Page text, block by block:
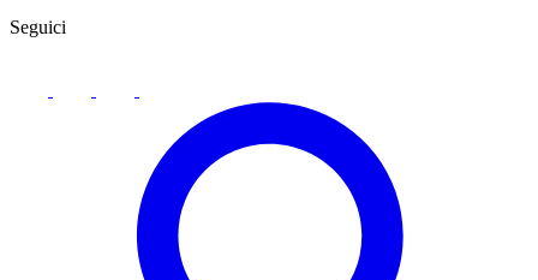
Seguici